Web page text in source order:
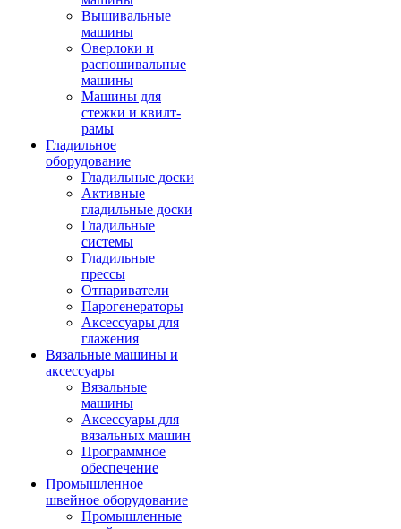
Вышивальные
машины
Оверлоки и
распошивальные
машины
Машины для
стежки и квилт-
рамы
Гладильное
оборудование
Гладильные доски
Активные
гладильные доски
Гладильные
системы
Гладильные
прессы
Отпариватели
Парогенераторы
Аксессуары для
глажения
Вязальные машины и
аксессуары
Вязальные
машины
Аксессуары для
вязальных машин
Программное
обеспечение
Промышленное
швейное оборудование
Промышленные